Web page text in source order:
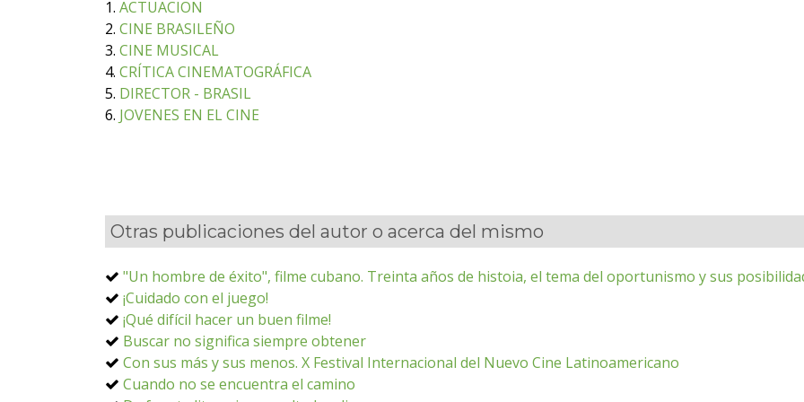
1. ACTUACION
2. CINE BRASILEÑO
3. CINE MUSICAL
4. CRÍTICA CINEMATOGRÁFICA
5. DIRECTOR - BRASIL
6. JOVENES EN EL CINE
Otras publicaciones del autor o acerca del mismo
"Un hombre de éxito", filme cubano. Treinta años de histoia, el tema del oportunismo y sus
¡Cuidado con el juego!
¡Qué difícil hacer un buen filme!
Buscar no significa siempre obtener
Con sus más y sus menos. X Festival Internacional del Nuevo Cine Latinoamericano
Cuando no se encuentra el camino